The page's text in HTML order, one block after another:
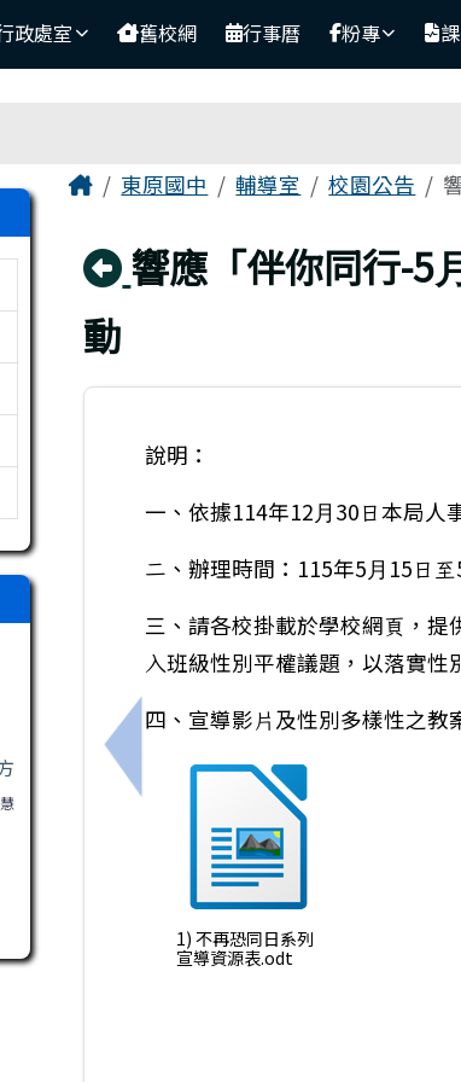
政處室 舊校網 行事曆 粉專
主內容區域
Home東原國中 輔導室 校園公告
回上頁
響應「伴你同⾏-5
動
上一筆：有關⼤灣⾼中辦理之「
說明：
⼀、依據114年12⽉30⽇本局⼈
⼆、辦理時間：115年5⽉15⽇
三、請各校掛載於學校網⾴，
⼊班級性別平權議題，以落實性
四、宣導影⽚及性別多樣性之教
1) 不再恐同日系列
宣導資源表.odt